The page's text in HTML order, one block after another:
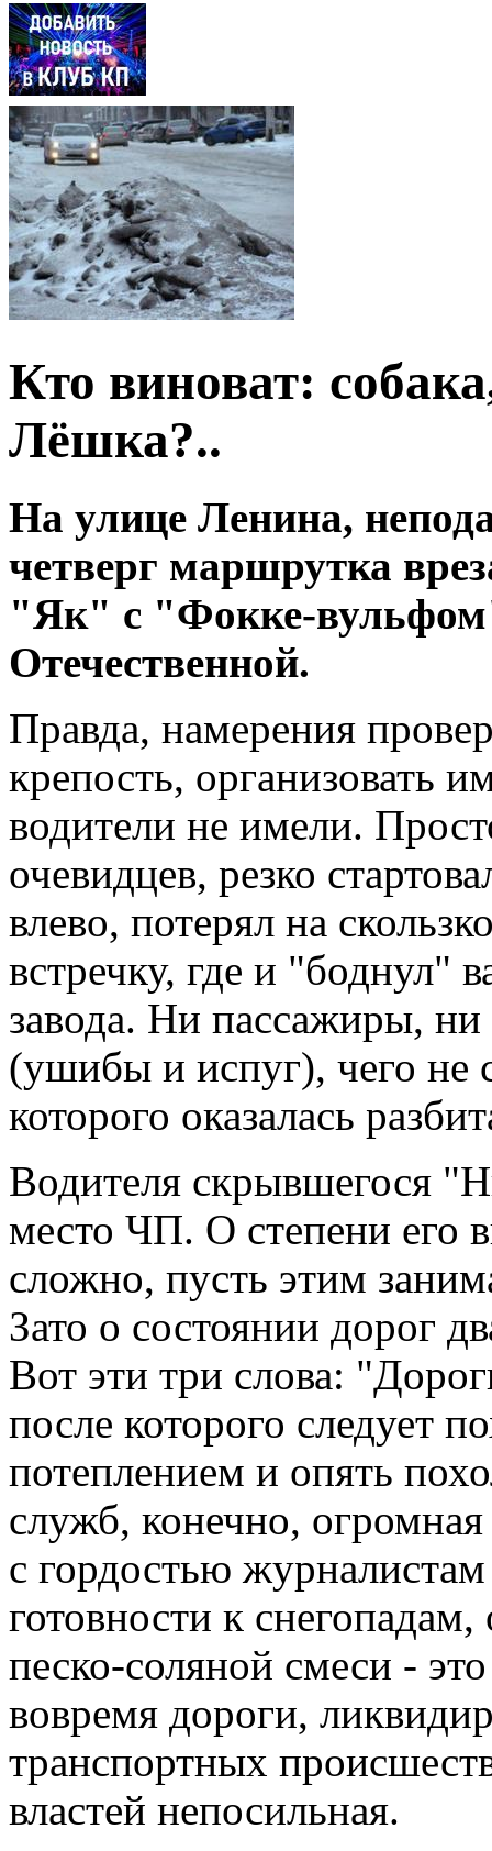
Кто виноват:
Лёшка?..
На улице Ленина,
четверг маршрутка
"Як" с "Фокке-
Отечественной.
Правда, намерения
крепость, организовать
водители не имели.
очевидцев, резко
влево, потерял на
встречку, где и "боднул"
завода. Ни пассажиры, ни
(ушибы и испуг), чего не
которого оказалась
Водителя скрывшегося
место ЧП. О степени его
сложно, пусть этим
Зато о состоянии дорог
Вот эти три слова:
после которого следует
потеплением и опять
служб, конечно,
с гордостью
готовности к
песко-соляной смеси -
вовремя дороги,
транспортных
властей непосильная.